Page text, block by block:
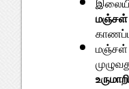
மஞ்சள்